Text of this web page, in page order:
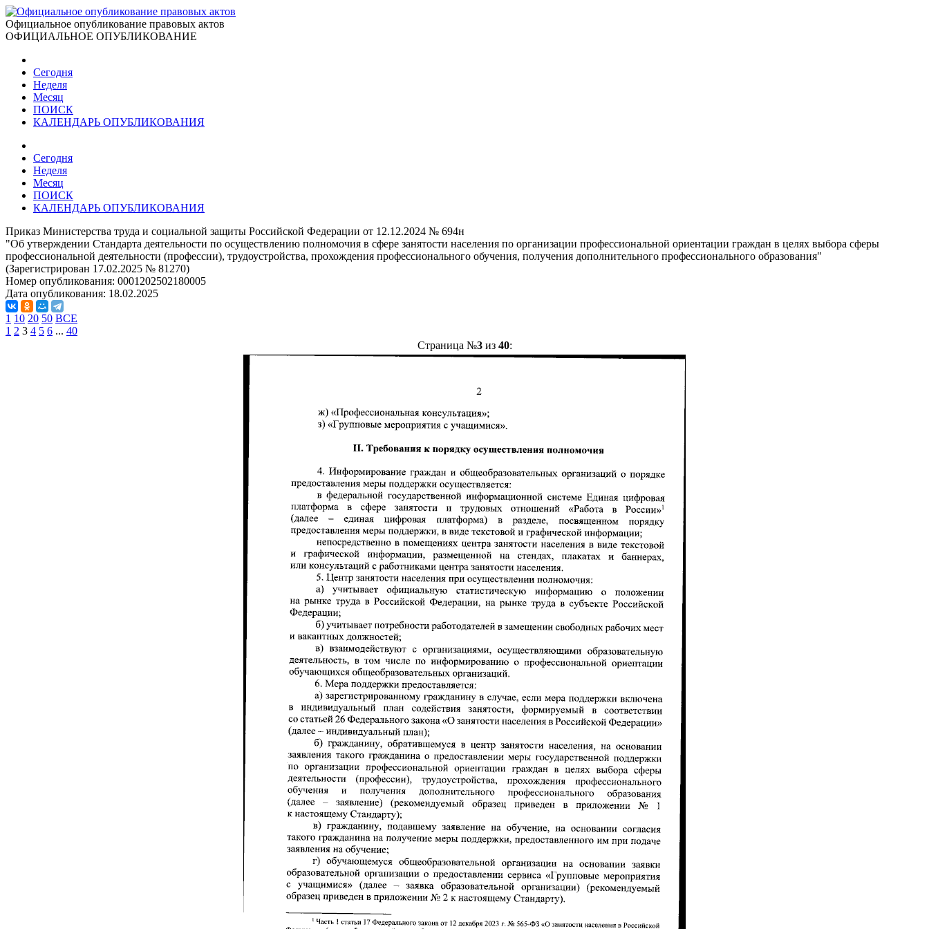
Официальное опубликование правовых актов
ОФИЦИАЛЬНОЕ ОПУБЛИКОВАНИЕ
Сегодня
Неделя
Месяц
ПОИСК
КАЛЕНДАРЬ ОПУБЛИКОВАНИЯ
Сегодня
Неделя
Месяц
ПОИСК
КАЛЕНДАРЬ ОПУБЛИКОВАНИЯ
Приказ Министерства труда и социальной защиты Российской Федерации от 12.12.2024 № 694н
"Об утверждении Стандарта деятельности по осуществлению полномочия в сфере занятости населения по организации профессиональной ориентации граждан в целях выбора сферы
профессиональной деятельности (профессии), трудоустройства, прохождения профессионального обучения, получения дополнительного профессионального образования"
(Зарегистрирован 17.02.2025 № 81270)
Номер опубликования: 0001202502180005
Дата опубликования: 18.02.2025
1 10 20 50 ВСЕ
1 2 3 4 5 6 ... 40
Страница №3из 40: